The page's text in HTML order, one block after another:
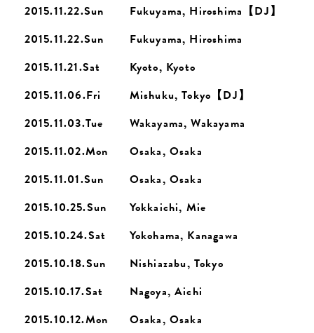
2015.11.22.Sun
Fukuyama, Hiroshima【DJ】
2015.11.22.Sun
Fukuyama, Hiroshima
2015.11.21.Sat
Kyoto, Kyoto
2015.11.06.Fri
Mishuku, Tokyo【DJ】
2015.11.03.Tue
Wakayama, Wakayama
2015.11.02.Mon
Osaka, Osaka
2015.11.01.Sun
Osaka, Osaka
2015.10.25.Sun
Yokkaichi, Mie
2015.10.24.Sat
Yokohama, Kanagawa
2015.10.18.Sun
Nishiazabu, Tokyo
2015.10.17.Sat
Nagoya, Aichi
2015.10.12.Mon
Osaka, Osaka